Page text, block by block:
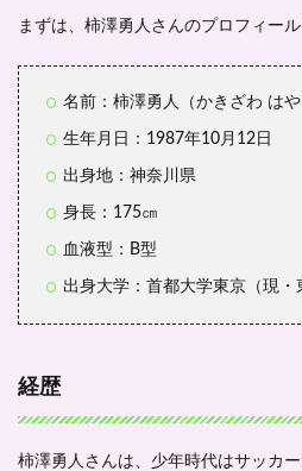
まずは、柿澤勇人さんのプロフィール
名前：柿澤勇人（かきざわ はや
生年月日：1987年10月12日
出身地：神奈川県
身長：175㎝
血液型：B型
出身大学：首都大学東京（現・
経歴
柿澤勇人さんは、少年時代はサッカ